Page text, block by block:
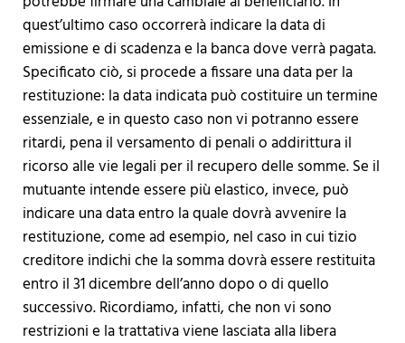
quest’ultimo caso occorrerà indicare la data di
emissione e di scadenza e la banca dove verrà pagata.
Specificato ciò, si procede a fissare una data per la
restituzione: la data indicata può costituire un termine
essenziale, e in questo caso non vi potranno essere
ritardi, pena il versamento di penali o addirittura il
ricorso alle vie legali per il recupero delle somme. Se il
mutuante intende essere più elastico, invece, può
indicare una data entro la quale dovrà avvenire la
restituzione, come ad esempio, nel caso in cui tizio
creditore indichi che la somma dovrà essere restituita
entro il 31 dicembre dell’anno dopo o di quello
successivo. Ricordiamo, infatti, che non vi sono
restrizioni e la trattativa viene lasciata alla libera